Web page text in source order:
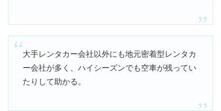
大手レンタカー会社以外にも地元密着型レンタカ
ー会社が多く、ハイシーズンでも空車が残ってい
たりして助かる。